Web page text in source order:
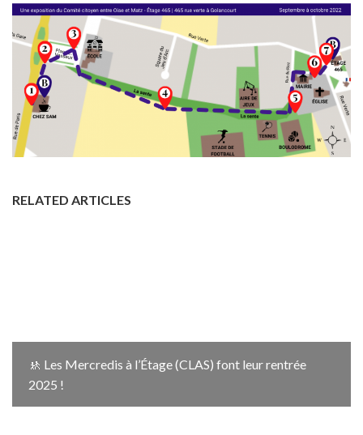
RELATED ARTICLES
🚸 Les Mercredis à l’Étage (CLAS) font leur rentrée
2025 !